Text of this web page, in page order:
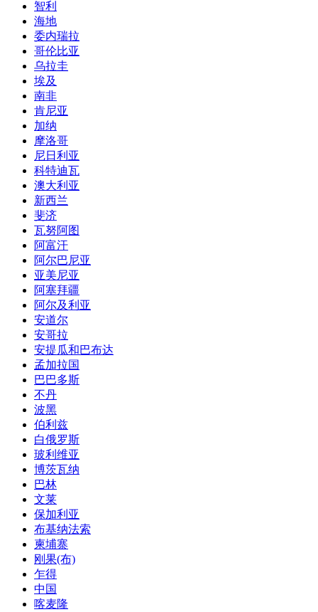
智利
海地
委内瑞拉
哥伦比亚
乌拉圭
埃及
南非
肯尼亚
加纳
摩洛哥
尼日利亚
科特迪瓦
澳大利亚
新西兰
斐济
瓦努阿图
阿富汗
阿尔巴尼亚
亚美尼亚
阿塞拜疆
阿尔及利亚
安道尔
安哥拉
安提瓜和巴布达
孟加拉国
巴巴多斯
不丹
波黑
伯利兹
白俄罗斯
玻利维亚
博茨瓦纳
巴林
文莱
保加利亚
布基纳法索
柬埔寨
刚果(布)
乍得
中国
喀麦隆